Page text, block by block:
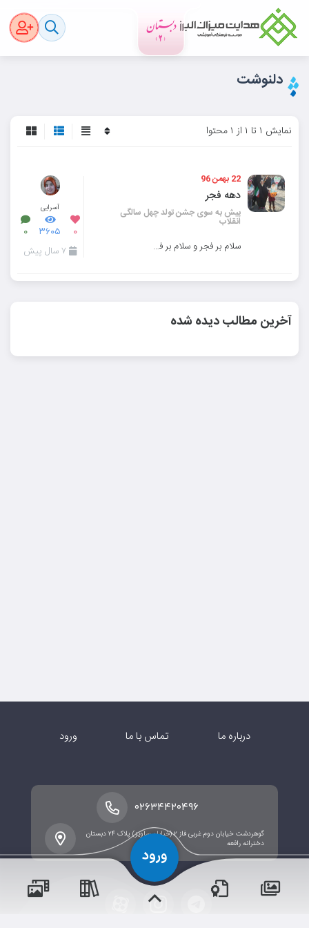
دلنوشت
نمایش ۱ تا ۱ از ۱ محتوا
22 بهمن 96
دهه فجر
پیش به سوی جشن تولد چهل سالگی
انقلاب
سلام بر فجر و سلام بر فجر آفرینان میدان عشق.
آسرایی
۰ ۳۶۰۵ ۰
۷ سال پیش
آخرین مطالب دیده شده
درباره ما تماس با ما ورود
گوهردشت خیابان دوم غربی فاز ۲ (خیابان ساویز) پلاک ۲۴ دبستان
دخترانه رافعه
۰۲۶۳۴۴۲۰۴۹۶